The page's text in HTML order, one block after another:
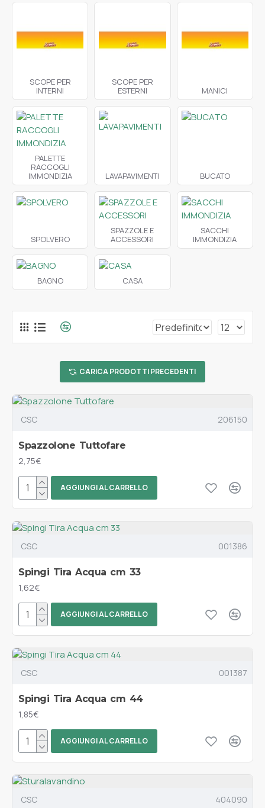
SCOPE PER
INTERNI
SCOPE PER
ESTERNI
MANICI
PALETTE
RACCOGLI
IMMONDIZIA
LAVAPAVIMENTI BUCATO
SPOLVERO
SPAZZOLE E
ACCESSORI
SACCHI
IMMONDIZIA
BAGNO CASA
CARICA PRODOTTI PRECEDENTI
CSC 206150
Spazzolone Tuttofare
2,75€
AGGIUNGI AL CARRELLO
CSC 001386
Spingi Tira Acqua cm 33
1,62€
AGGIUNGI AL CARRELLO
CSC 001387
Spingi Tira Acqua cm 44
1,85€
AGGIUNGI AL CARRELLO
CSC 404090